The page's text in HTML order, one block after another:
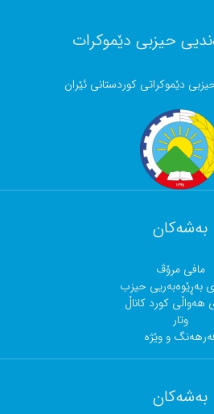
حیزبی دێموکرات
دێموکراتی کوردستانی ئێران
بەشەکان
مافی مرۆڤ
بەڕێوەبەریی حیزب
هەواڵی کورد کاناڵ
وتار
و وێژە
بەشەکان